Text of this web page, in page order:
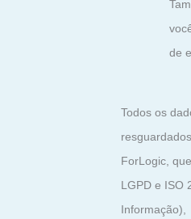
de
Todos os
ForLogic,
LGPD e ISO
Informação),